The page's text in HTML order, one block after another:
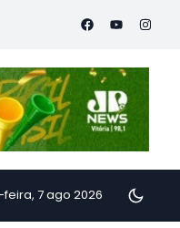
Depois do Amanhã no
7 ago 2026